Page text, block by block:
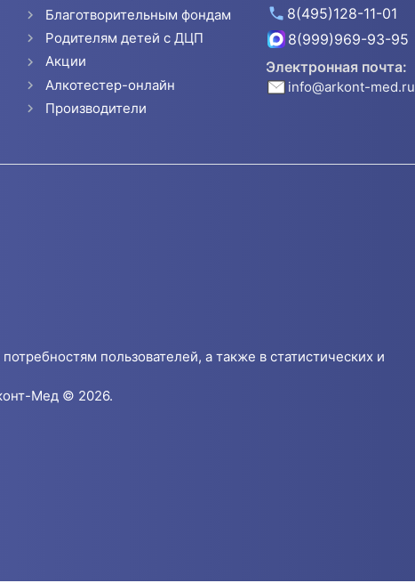
Благотворительным фондам
Родителям детей с ДЦП
Акции
Алкотестер-онлайн
Производители
8(495)128-11-01
8(999)969-93-95
Электронная почта:
info@arkont-med.ru
пользователей, а также в статистических и
Мед © 2026.